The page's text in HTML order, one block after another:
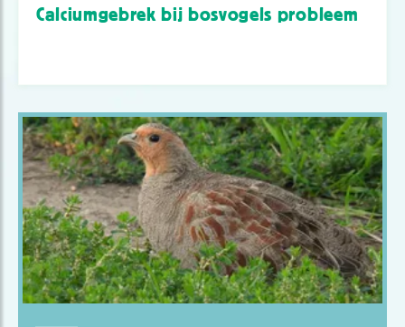
Calciumgebrek bij bosvogels probleem